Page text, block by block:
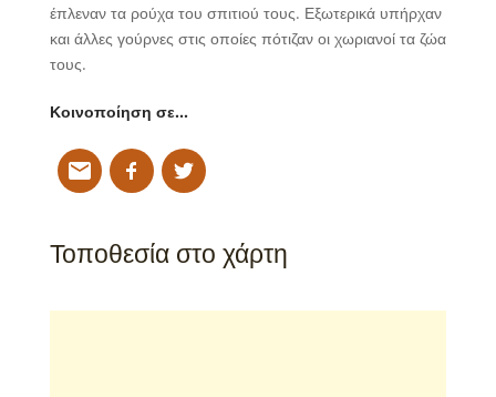
έπλεναν τα ρούχα του σπιτιού τους. Εξωτερικά υπήρχαν
και άλλες γούρνες στις οποίες πότιζαν οι χωριανοί τα ζώα
τους.
Κοινοποίηση σε…
Τοποθεσία στο χάρτη